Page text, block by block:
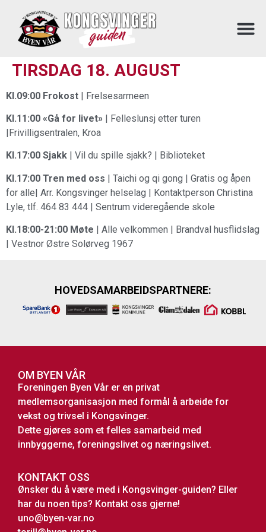
TIRSDAG 18. AUGUST
Kl.09:00 Frokost | Frelsesarmeen
Kl.11:00 «Gå for livet» | Felleslunsj etter turen
|Frivilligsentralen, Kroa
Kl.17:00 Sjakk | Vil du spille sjakk? | Biblioteket
Kl.17:00 Tren med oss | Taichi og qi gong | Gratis og åpen
for alle| Arr. Kongsvinger helselag | Kontaktperson Christina
Lyle, tlf. 464 83 444 | Sentrum videregående skole
Kl.18:00-21:00 Møte | Alle velkommen | Brandval husflidslag
| Vestnor Østre Solørveg 1967
HOVEDSAMARBEIDSPARTNERE:
OM BYEN VÅR
Foreningen Byen Vår er en privat
medlemsorganisasjon med formål å arbeide for
vekst og trivsel i Kongsvinger.
Dette gjøres som et felles samarbeid med
innbyggerne, foreningslivet og næringslivet.
KONTAKT OSS
Ønsker du å være med i Kongsvinger-guiden? Eller
har du noen tips? Kontakt oss gjerne!
uno@byen-var.no